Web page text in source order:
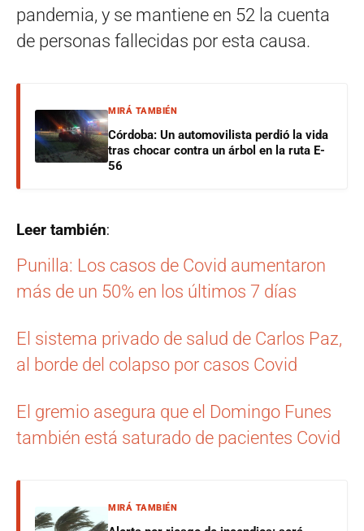
pandemia, y se mantiene en 52 la cuenta
de personas fallecidas por esta causa.
MIRÁ TAMBIÉN
Córdoba: Un automovilista perdió la vida
tras chocar contra un árbol en la ruta E-
56
Leer también:
Punilla: Los casos de Covid aumentaron
más de un 50% en los últimos 7 días
El sistema privado de salud de Carlos Paz,
al borde del colapso por casos Covid
El gremio asegura que el Domingo Funes
también está saturado de pacientes Covid
MIRÁ TAMBIÉN